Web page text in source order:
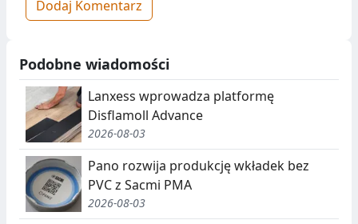
Dodaj Komentarz
Podobne wiadomości
Lanxess wprowadza platformę
Disflamoll Advance
2026-08-03
Pano rozwija produkcję wkładek bez
PVC z Sacmi PMA
2026-08-03